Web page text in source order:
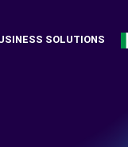
SOLUTIONS